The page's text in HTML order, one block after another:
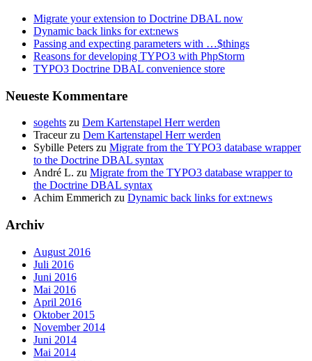
Migrate your extension to Doctrine DBAL now
Dynamic back links for ext:news
Passing and expecting parameters with …$things
Reasons for developing TYPO3 with PhpStorm
TYPO3 Doctrine DBAL convenience store
Neueste Kommentare
sogehts zu Dem Kartenstapel Herr werden
Traceurzu Dem Kartenstapel Herr werden
Sybille Peters zu Migrate from the TYPO3 database wrapper
to the Doctrine DBAL syntax
André L. zu Migrate from the TYPO3 database wrapper to
the Doctrine DBAL syntax
Achim Emmerich zu Dynamic back links for ext:news
Archiv
August 2016
Juli 2016
Juni 2016
Mai 2016
April 2016
Oktober 2015
November 2014
Juni 2014
Mai 2014